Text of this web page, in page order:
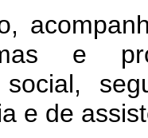
e
social,
e de